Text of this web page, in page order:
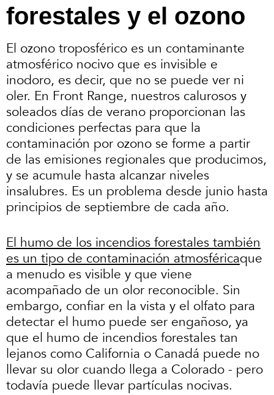
forestales y el ozono
El ozono troposférico es un contaminante
atmosférico nocivo que es invisible e
inodoro, es decir, que no se puede ver ni
oler. En Front Range, nuestros calurosos y
soleados días de verano proporcionan las
condiciones perfectas para que la
contaminación por ozono se forme a partir
de las emisiones regionales que producimos,
y se acumule hasta alcanzar niveles
insalubres. Es un problema desde junio hasta
principios de septiembre de cada año.
El humo de los incendios forestales también
es un tipo de contaminación atmosféricaque
a menudo es visible y que viene
acompañado de un olor reconocible. Sin
embargo, confiar en la vista y el olfato para
detectar el humo puede ser engañoso, ya
que el humo de incendios forestales tan
lejanos como California o Canadá puede no
llevar su olor cuando llega a Colorado - pero
todavía puede llevar partículas nocivas.